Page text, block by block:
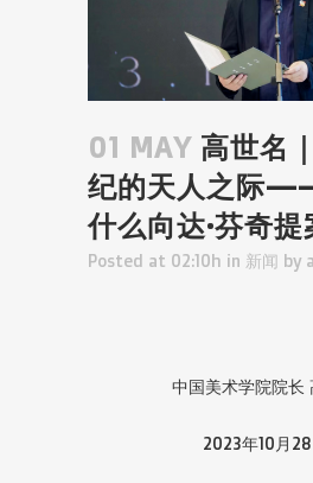
01 MAY 高世名
纪的天人之际
什么向达·芬奇提
Posted at 02:10h in 新闻 by
中国美术学院院长
2023年10月28